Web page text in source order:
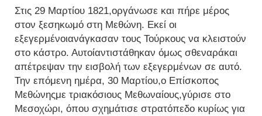
Στις 29 Μαρτίου 1821,οργάνωσε και πήρε μέρος
στον ξεσηκωμό στη Μεθώνη. Εκεί οι
εξεγερμένοιανάγκασαν τους Τούρκους να κλειστούν
στο κάστρο. Αυτοίαντιστάθηκαν όμως σθεναράκαι
απέτρεψαν την εισβολή των εξεγερμένων σε αυτό.
Την επόμενη ημέρα, 30 Μαρτίου,ο Επίσκοπος
Μεθώνηςμε τριακόσιους Μεθωναίους,γύρισε στο
Μεσοχώρι, όπου σχημάτισε στρατόπεδο κυρίως για